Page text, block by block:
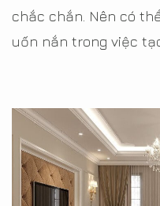
chắc chắn. Nên có
uốn nắn trong việc